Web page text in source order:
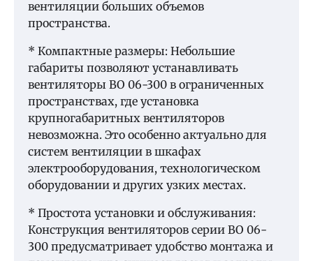
вентиляции больших объемов
пространства.
* Компактные размеры: Небольшие
габариты позволяют устанавливать
вентиляторы ВО 06-300 в ограниченных
пространствах, где установка
крупногабаритных вентиляторов
невозможна. Это особенно актуально для
систем вентиляции в шкафах
электрооборудования, технологическом
оборудовании и других узких местах.
* Простота установки и обслуживания:
Конструкция вентиляторов серии ВО 06-
300 предусматривает удобство монтажа и